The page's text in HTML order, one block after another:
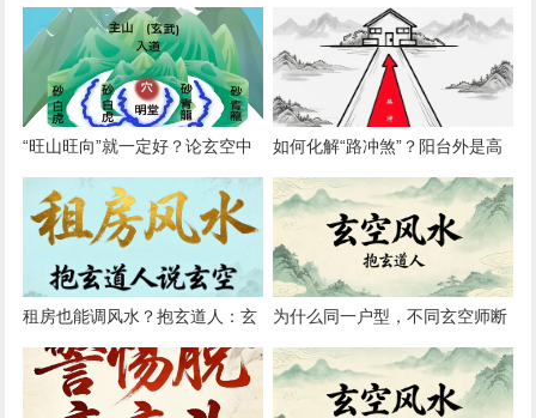
错在哪？简论“地理真北”与“磁北
方向”
由你的日常动线决定
“旺山旺向”就一定好？论玄空中
的“形理互参”原则
如何化解“路冲煞”？阳台外是高
架桥如何调整
租房也能调风水？抱玄道人：玄
空简易布局法（无需动土）
为什么同一户型，不同玄空师断
验结果迥异？论心法与传承差异